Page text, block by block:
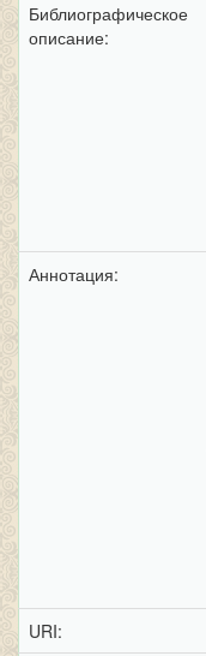
Библиографическое
описание:
Аннотация:
URI: